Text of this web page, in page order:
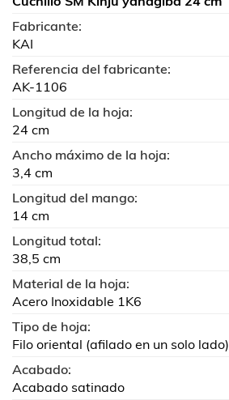
Fabricante:
KAI
Referencia del fabricante:
AK-1106
Longitud de la hoja:
24 cm
Ancho máximo de la hoja:
3,4 cm
Longitud del mango:
14 cm
Longitud total:
38,5 cm
Material de la hoja:
Acero Inoxidable 1K6
Tipo de hoja:
Filo oriental (afilado en un solo lado)
Acabado:
Acabado satinado